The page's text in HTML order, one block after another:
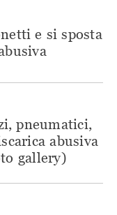
e si sposta
pneumatici,
abusiva
gallery)